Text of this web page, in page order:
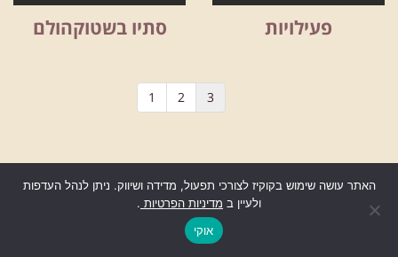
פעילויות סתיו בשטוקהולם
1 2 3
גלילה
האתר עושה שימוש בקוקיז לצורכי תפעול, מדידה ושיווק. ניתן לנהל העדפות
ולעיין ב מדיניות הפרטיות .
אוקי